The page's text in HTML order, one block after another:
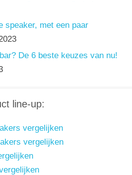
speaker, met een paar
De 6 beste keuzes van nu!
line-up:
vergelijken
vergelijken